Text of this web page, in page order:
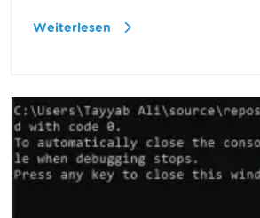
Weiterlesen